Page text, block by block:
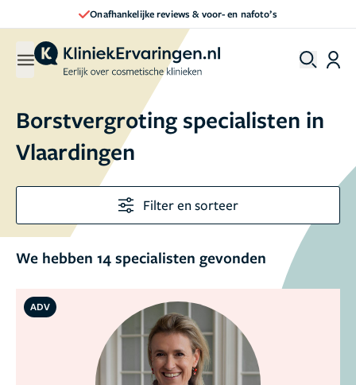
Direct een afspraak maken
Borstvergroting specialisten in
Vlaardingen
Filter en sorteer
We hebben 14 specialisten gevonden
ADV